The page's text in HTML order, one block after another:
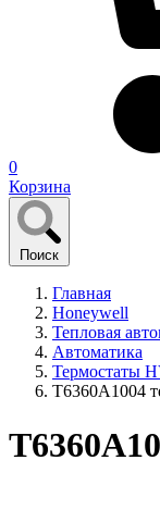
0
Корзина
Поиск
Главная
Honeywell
Тепловая
Автоматика
Термостаты
T6360A1004